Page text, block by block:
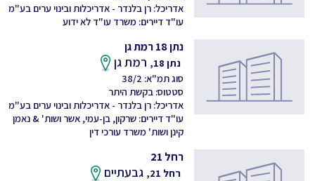
אדריכל: רן בלנדר - אדריכלות ובינוי ערים בע"מ
עו"ד דיירים: משרד עו"ד לא ידוע
נתן 18 רמת גן
נתן 18, רמת גן
סוג תמ"א: 38/2
סטטוס: בקשת היתר
אדריכל: רן בלנדר - אדריכלות ובינוי ערים בע"מ
עו"ד דיירים: שרקון, בן-עמי, אשר ושות' & נאמן
קינן ושות' משרד עורכי דין
רחל 21
רחל 21, גבעתיים